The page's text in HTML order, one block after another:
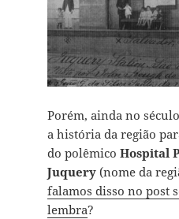
Porém, ainda no
a história da região
do polêmico Hospital
Juquery(nome da
falamos disso no post
lembra?